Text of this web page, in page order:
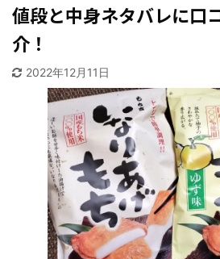
値段と中身ネタバレに口
介！
2022年12月11日